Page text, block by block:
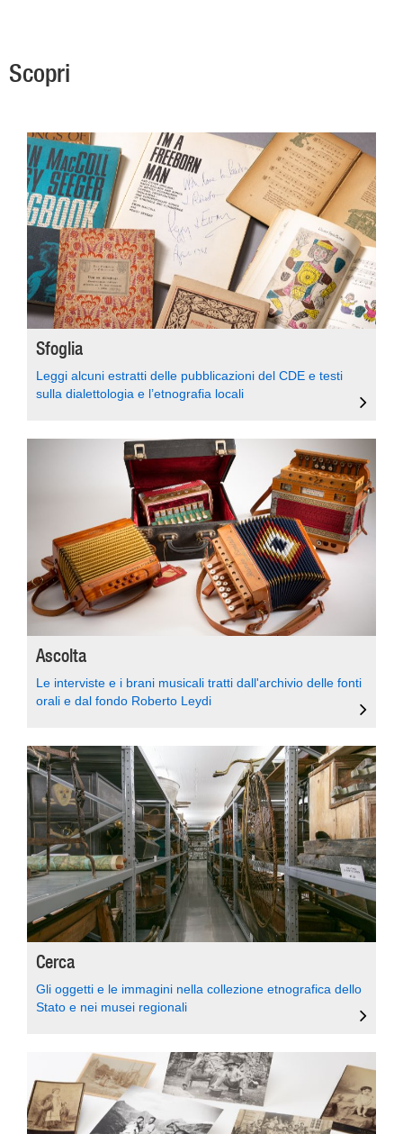
Scopri
Sfoglia
Leggi alcuni estratti delle pubblicazioni del CDE e testi
sulla dialettologia e l’etnografia locali
Ascolta
Le interviste e i brani musicali tratti dall'archivio delle fonti
orali e dal fondo Roberto Leydi
Cerca
Gli oggetti e le immagini nella collezione etnografica dello
Stato e nei musei regionali